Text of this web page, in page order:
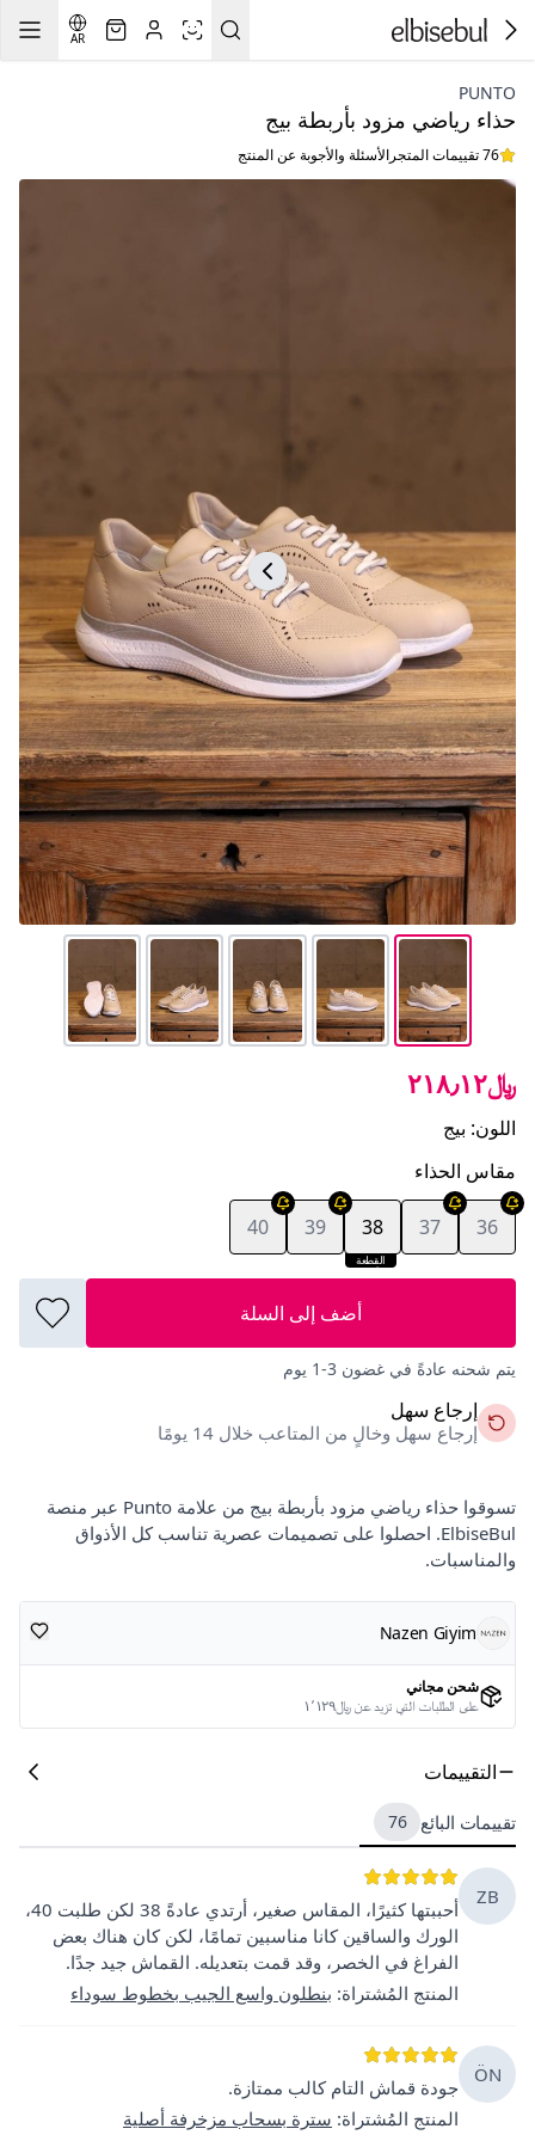
AR
PUNTO
حذاء رياضي مزود بأربطة بيج
76 تقييمات المتجر الأسئلة والأجوبة عن المنتج
﷼٢١٨٫١٢
اللون: بيج
مقاس الحذاء
36
37
القطعة
38
39
40
أضف إلى السلة
يتم شحنه عادةً في غضون 3-1 يوم
إرجاع سهل
إرجاع سهل وخالٍ من المتاعب خلال 14 يومًا
تسوقوا حذاء رياضي مزود بأربطة بيج من علامة Punto عبر منصة
ElbiseBul. احصلوا على تصميمات عصرية تناسب كل الأذواق
والمناسبات.
Nazen Giyim
شحن مجاني
على الطلبات التي تزيد عن ﷼١٬١٢٩
التقييمات
تقييمات البائع 76
ZB
أحببتها كثيرًا، المقاس صغير، أرتدي عادةً 38 لكن طلبت 40،
الورك والساقين كانا مناسبين تمامًا، لكن كان هناك بعض
الفراغ في الخصر، وقد قمت بتعديله. القماش جيد جدًا.
المنتج المُشتراة: بنطلون واسع الجيب بخطوط سوداء
ÖN
جودة قماش التام كالب ممتازة.
المنتج المُشتراة: سترة بسحاب مزخرفة أصلية